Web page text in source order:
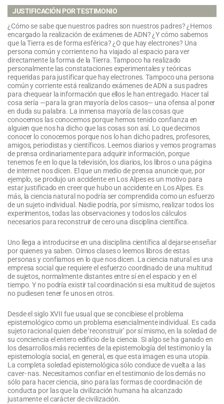
JUSTIFICACIÓN POR TESTIMONIO
¿Cómo se sabe que nuestros padres son nuestros padres? ¿Hemos
encargado la realización de exámenes de ADN? ¿Y cómo sabemos
que la Tierra es de forma esférica? ¿O que hay electrones? Una
persona común y corriente no ha viajado al espacio para ver
directamente la forma de la Tierra. Tampoco ha realizado
personalmente las constataciones experimentales y teóricas
requeridas para justificar que hay electrones. Tampoco una persona
común y corriente está realizando exámenes de ADN a sus padres
para chequear la información que ellos le han entregado. Hacer tal
cosa sería —para la gran mayoría de los casos— una ofensa al poner
en duda su palabra. La inmensa mayoría de las cosas que
conocemos las conocemos porque hemos tenido confianza en
alguien que nos ha dicho que las cosas son así. Lo que decimos
conocer lo conocemos porque nos lo han dicho padres, profesores,
amigos, periodistas y científicos. Leemos diarios y vemos programas
de prensa ordinariamente para adquirir información, porque
tenemos fe en lo que la televisión, los diarios, los libros o una página
de internet nos dicen. El que un medio de prensa anuncie que, por
ejemplo, se produjo un accidente en Los Alpes es un motivo para
estar justificado en creer que hubo un accidente en Los Alpes. Es
más, la ciencia natural no podría ser comprendida como un esfuerzo
de un sujeto individual. Nadie podría, por sí mismo, realizar todos los
experimentos, todas las observaciones y todos los cálculos
necesarios para reconstruir de cero una disciplina científica.
Uno llega a introducirse en una disciplina científica al dejarse enseñar
por quienes ya saben. Oímos clases o leemos libros de estas
personas y confiamos en lo que nos dicen. La ciencia natural es una
empresa social que requiere el esfuerzo coordinado de una multitud
de sujetos, normalmente distantes entre sí en el espacio y en el
tiempo. Y no podría existir tal coordinación si esa multitud de sujetos
no pudiesen tener fe unos en otros.
Desde el siglo XVII fue usual que se concibiese el problema
epistemológico como un problema esencialmente individual. Es cada
sujeto racional quien debe ‘reconstruir’ por sí mismo, en la soledad de
su conciencia el entero edificio de la ciencia. Si algo se ha ganado en
los desarrollos más recientes de la epistemología del testimonio y la
epistemología social, en general, es que esta imagen es una utopía.
La completa soledad epistemológica sólo conduce de vuelta a las
caver- nas. Necesitamos confiar en el testimonio de los demás no
sólo para hacer ciencia, sino para las formas de coordinación de
conducta por las que la civilización humana ha alcanzado
justamente el carácter de civilización.